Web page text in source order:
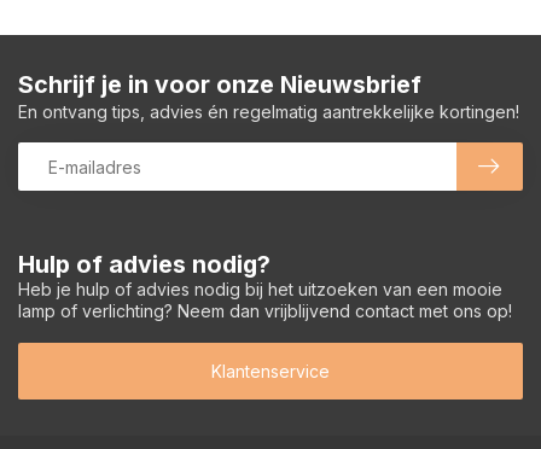
Hulp of advies nodig?
Heb je hulp of advies nodig bij het uitzoeken van een mooie
lamp of verlichting? Neem dan vrijblijvend contact met ons op!
Klantenservice
Schrijf je in voor onze Nieuwsbrief
En ontvang tips, advies én regelmatig aantrekkelijke kortingen!